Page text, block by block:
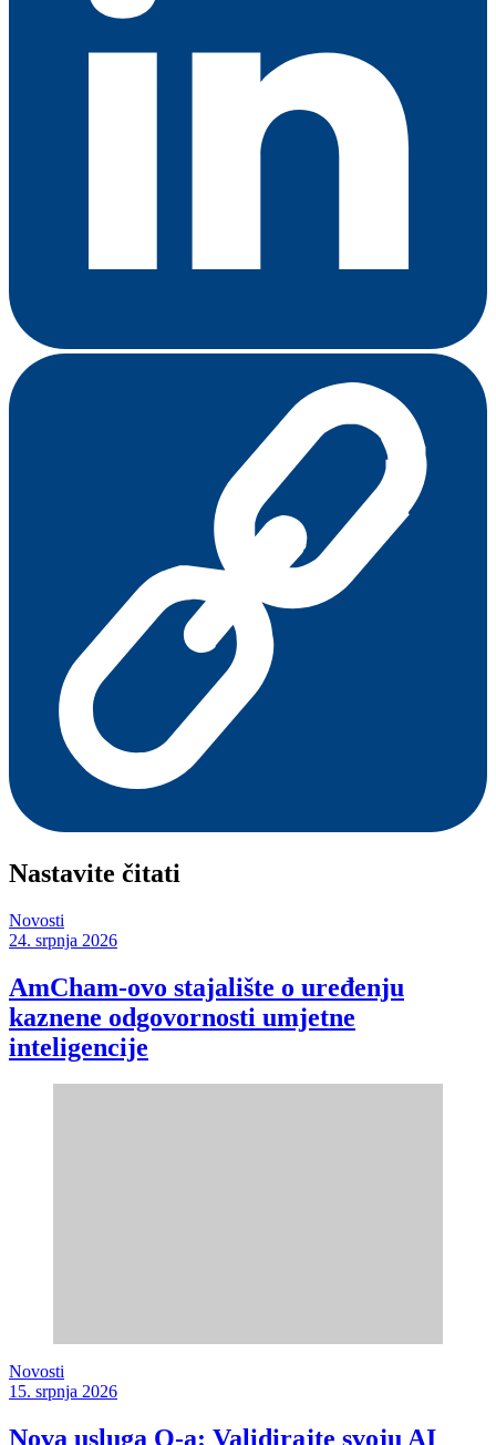
Nastavite čitati
Novosti
24. srpnja 2026
AmCham-ovo stajalište o uređenju
kaznene odgovornosti umjetne
inteligencije
Novosti
15. srpnja 2026
Nova usluga Q-a: Validirajte svoju AI